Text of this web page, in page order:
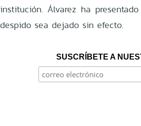
institución. Álvarez ha
despido sea dejado sin efecto.
SUSCRÍBETE A